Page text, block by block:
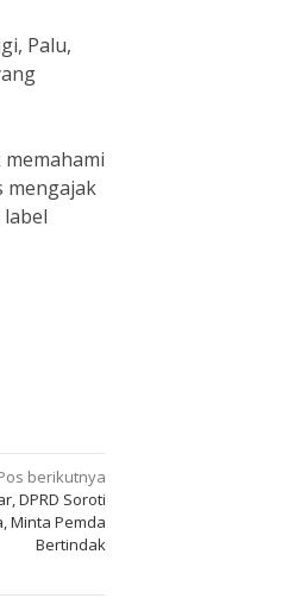
Palu,
mengajak
berikutnya
DPRD Soroti
Minta Pemda
Bertindak